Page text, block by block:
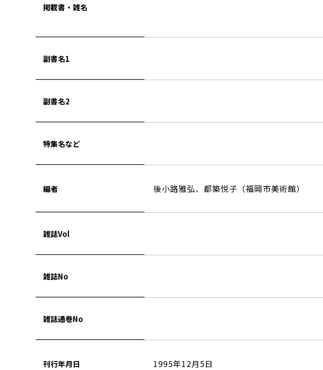
掲載書・雑名
副書名1
副書名2
特集名など
編者 後小路雅弘、都築悦子（福岡市美術館）
雑誌Vol
雑誌No
雑誌通巻No
刊行年月日 1995年12月5日